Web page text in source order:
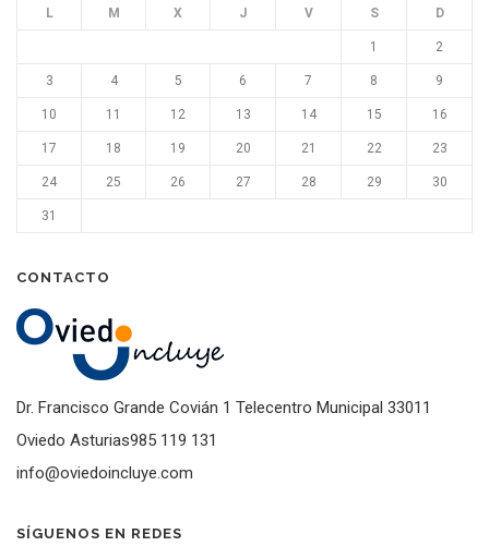
L M X J V S D
1 2
3 4 5 6 7 8 9
10 11 12 13 14 15 16
17 18 19 20 21 22 23
24 25 26 27 28 29 30
31
CONTACTO
Dr. Francisco Grande Covián 1 Telecentro Municipal 33011
Oviedo Asturias985 119 131
info@oviedoincluye.com
SÍGUENOS EN REDES